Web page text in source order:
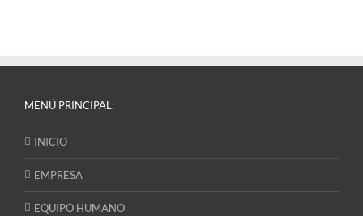
MENÚ PRINCIPAL:
INICIO
EMPRESA
EQUIPO HUMANO